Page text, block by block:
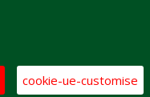
cookie-ue-customise